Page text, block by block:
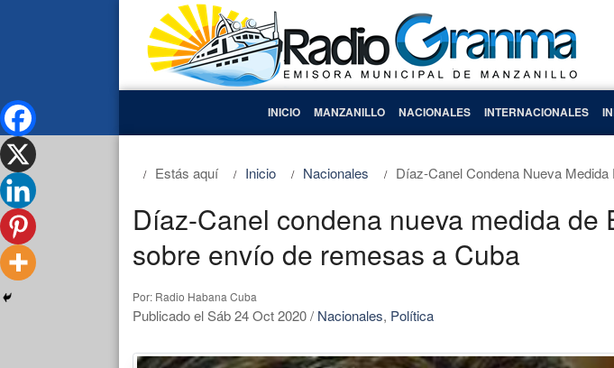
INICIO MANZANILLO NACIONALES INTERNACIONALES
Estás aquí Inicio Nacionales Díaz-Canel Condena Nueva
Díaz-Canel condena nueva medida de
sobre envío de remesas a Cuba
Por: Radio Habana Cuba
Publicado el Sáb 24 Oct 2020/ Nacionales, Política